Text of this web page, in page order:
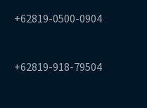
+62819-0500-0904
+62819-918-79504